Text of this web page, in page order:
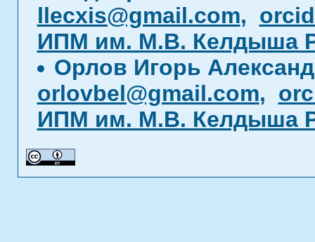
llecxis@gmail.com,
ИПМ им. М.В. Келдыша
Орлов Игорь
orlovbel@gmail.com,
ИПМ им. М.В. Келдыша